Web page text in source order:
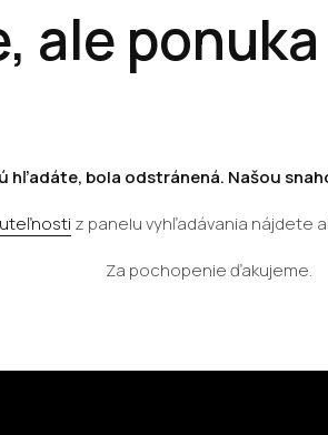
ale
hľadáte, bola odstránená. Našou
z panelu vyhľadávania nájdete
Za pochopenie ďakujeme.